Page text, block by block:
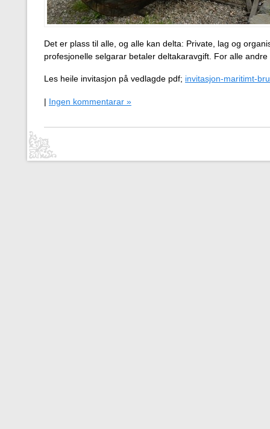
Det er plass til alle, og alle kan delta: Private, lag og
profesjonelle selgarar betaler deltakaravgift. For alle
Les heile invitasjon på vedlagde pdf; invitasjon-maritimt-
| Ingen kommentarar »